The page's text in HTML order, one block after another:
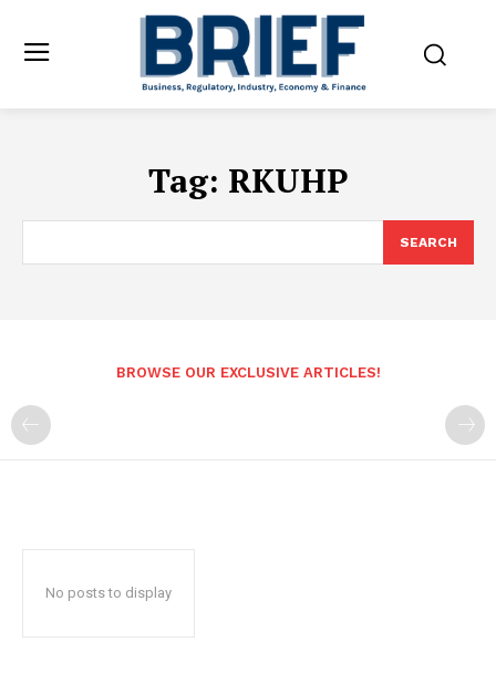
Tag: RKUHP
SEARCH
BROWSE OUR EXCLUSIVE ARTICLES!
No posts to display